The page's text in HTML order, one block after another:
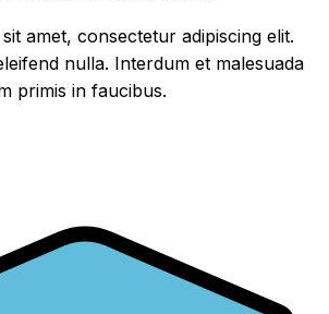
amet, consectetur adipiscing elit.
nulla. Interdum et malesuada
primis in faucibus.